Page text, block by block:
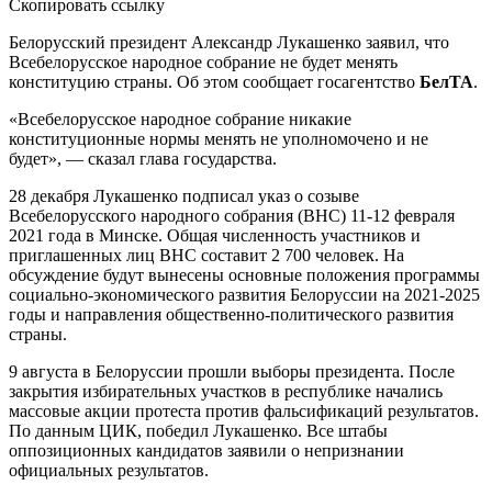
Скопировать ссылку
Белорусский президент Александр Лукашенко заявил, что
Всебелорусское народное собрание не будет менять
конституцию страны. Об этом сообщает госагентство БелТА.
«Всебелорусское народное собрание никакие
конституционные нормы менять не уполномочено и не
будет», — сказал глава государства.
28 декабря Лукашенко подписал указ о созыве
Всебелорусского народного собрания (ВНС) 11-12 февраля
2021 года в Минске. Общая численность участников и
приглашенных лиц ВНС составит 2 700 человек. На
обсуждение будут вынесены основные положения программы
социально-экономического развития Белоруссии на 2021-2025
годы и направления общественно-политического развития
страны.
9 августа в Белоруссии прошли выборы президента. После
закрытия избирательных участков в республике начались
массовые акции протеста против фальсификаций результатов.
По данным ЦИК, победил Лукашенко. Все штабы
оппозиционных кандидатов заявили о непризнании
официальных результатов.